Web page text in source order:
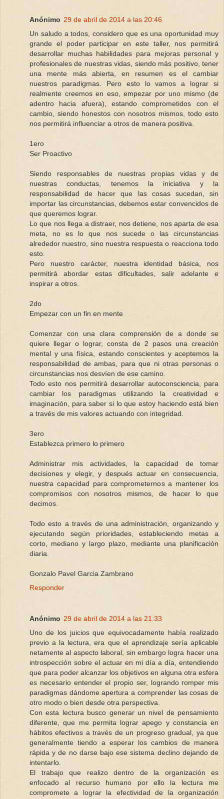
Anónimo 29 de abril de 2014 a las 20:46
Un saludo a todos, considero que es una oportunidad muy
grande el poder participar en este taller, nos permitirá
desarrollar muchas habilidades para mejoras personal y
profesionales de nuestras vidas, siendo más positivo, tener
una mente más abierta, en resumen es el cambiar
nuestros paradigmas. Pero esto lo vamos a lograr si
realmente creemos en eso, empezar por uno mismo (de
adentro hacia afuera), estando comprometidos con el
cambio, siendo honestos con nosotros mismos, todo esto
nos permitirá influenciar a otros de manera positiva.
1ero
Ser Proactivo
Siendo responsables de nuestras propias vidas y de
nuestras conductas, tenemos la iniciativa y la
responsabilidad de hacer que las cosas sucedan, sin
importar las circunstancias, debemos estar convencidos de
que queremos lograr.
Lo que nos llega a distraer, nos detiene, nos aparta de esa
meta, no es lo que nos sucede o las circunstancias
alrededor nuestro, sino nuestra respuesta o reacciona todo
esto.
Pero nuestro carácter, nuestra identidad básica, nos
permitirá abordar estas dificultades, salir adelante e
inspirar a otros.
2do
Empezar con un fin en mente
Comenzar con una clara comprensión de a donde se
quiere llegar o lograr, consta de 2 pasos una creación
mental y una física, estando conscientes y aceptemos la
responsabilidad de ambas, para que ni otras personas o
circunstancias nos desvíen de ese camino.
Todo esto nos permitirá desarrollar autoconsciencia, para
cambiar los paradigmas utilizando la creatividad e
imaginación, para saber si lo que estoy haciendo está bien
a través de mis valores actuando con integridad.
3ero
Establezca primero lo primero
Administrar mis actividades, la capacidad de tomar
decisiones y elegir, y después actuar en consecuencia,
nuestra capacidad para comprometernos a mantener los
compromisos con nosotros mismos, de hacer lo que
decimos.
Todo esto a través de una administración, organizando y
ejecutando según prioridades, estableciendo metas a
corto, mediano y largo plazo, mediante una planificación
diaria.
Gonzalo Pavel Garcia Zambrano
Responder
Anónimo 29 de abril de 2014 a las 21:33
Uno de los juicios que equivocadamente había realizado
previo a la lectura, era que el aprendizaje sería aplicable
netamente al aspecto laboral, sin embargo logra hacer una
introspección sobre el actuar en mi día a día, entendiendo
que para poder alcanzar los objetivos en alguna otra esfera
es necesario entender el propio ser, logrando romper mis
paradigmas dándome apertura a comprender las cosas de
otro modo o bien desde otra perspectiva.
Con esta lectura busco generar un nivel de pensamiento
diferente, que me permita lograr apego y constancia en
hábitos efectivos a través de un progreso gradual, ya que
generalmente tiendo a esperar los cambios de manera
rápida y de no darse bajo ese sistema declino dejando de
intentarlo.
El trabajo que realizo dentro de la organización es
enfocado al recurso humano por ello la lectura me
compromete a lograr la efectividad de la organización